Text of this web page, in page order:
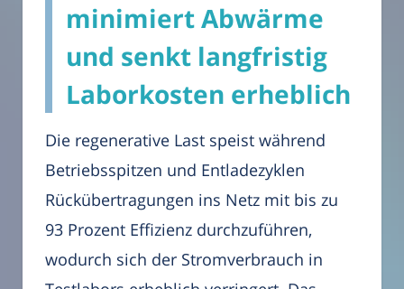
minimiert Abwärme
und senkt langfristig
Laborkosten erheblich
Die regenerative Last speist während
Betriebsspitzen und Entladezyklen
Rückübertragungen ins Netz mit bis zu
93 Prozent Effizienz durchzuführen,
wodurch sich der Stromverbrauch in